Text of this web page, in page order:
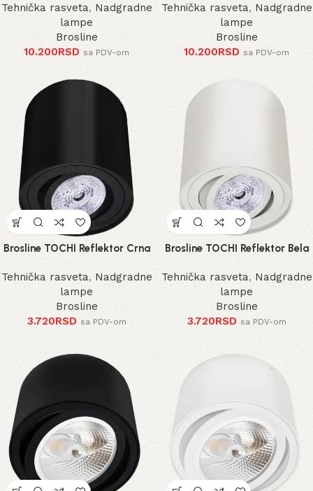
Tehnička rasveta, Nadgradne
lampe
Brosline
10.200RSD sa PDV-om
Tehnička rasveta, Nadgradne
lampe
Brosline
10.200RSD sa PDV-om
Brosline TOCHI Reflektor Crna
Tehnička rasveta, Nadgradne
lampe
Brosline
3.720RSD sa PDV-om
Brosline TOCHI Reflektor Bela
Tehnička rasveta, Nadgradne
lampe
Brosline
3.720RSD sa PDV-om